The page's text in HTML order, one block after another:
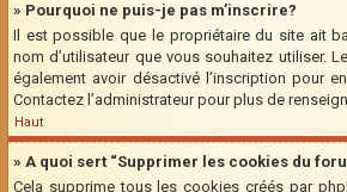
» Pourquoi ne puis-je pas m’inscrire?
Il est possible que le propriétaire du site ait
nom d’utilisateur que vous souhaitez utiliser.
également avoir désactivé l’inscription pour
Contactez l’administrateur pour plus de
Haut
» A quoi sert “Supprimer les cookies du
Cela supprime tous les cookies créés par